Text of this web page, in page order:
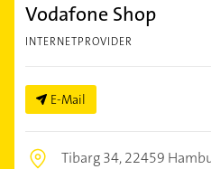
Vodafone Shop
INTERNETPROVIDER
E-Mail
Tibarg 34,22459